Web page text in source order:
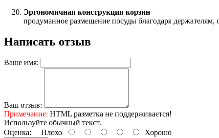
Эргономичная конструкция корзин —
продуманное размещение посуды благодаря держателям,
Написать отзыв
Ваше имя:
Ваш отзыв:
Примечание: HTML разметка не поддерживается!
Используйте обычный текст.
Оценка: Плохо Хорошо